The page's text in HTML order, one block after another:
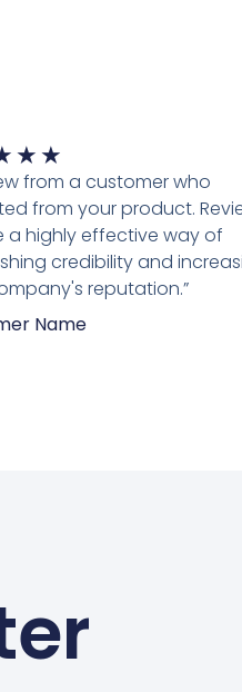
★ ★
5
van
5
from a customer who
from your product.
a highly effective way of
credibility and
reputation.”
Name